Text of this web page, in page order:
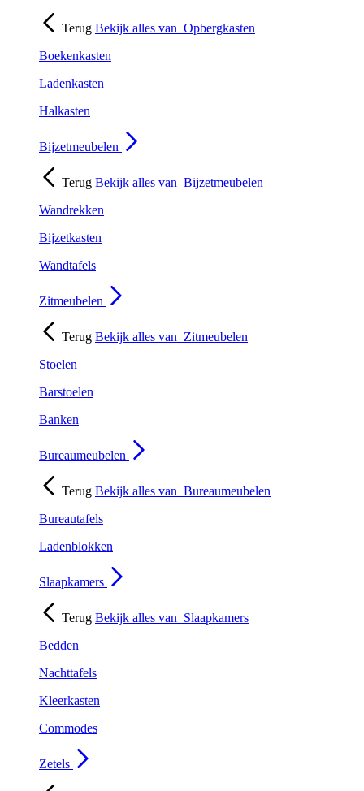
Terug Bekijk alles van Opbergkasten
Boekenkasten
Ladenkasten
Halkasten
Bijzetmeubelen
Terug Bekijk alles van Bijzetmeubelen
Wandrekken
Bijzetkasten
Wandtafels
Zitmeubelen
Terug Bekijk alles van Zitmeubelen
Stoelen
Barstoelen
Banken
Bureaumeubelen
Terug Bekijk alles van Bureaumeubelen
Bureautafels
Ladenblokken
Slaapkamers
Terug Bekijk alles van Slaapkamers
Bedden
Nachttafels
Kleerkasten
Commodes
Zetels